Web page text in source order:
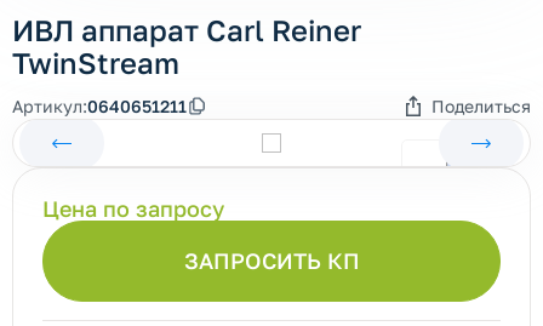
ИВЛ аппарат Carl Reiner
TwinStream
Артикул:0640651211 Поделиться
ЗАПРОСИТЬ КП
Цена по запросу